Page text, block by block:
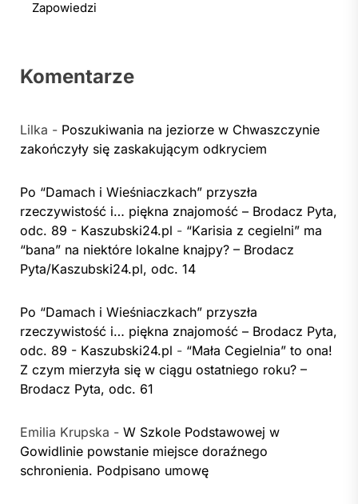
Zapowiedzi
Komentarze
Lilka - Poszukiwania na jeziorze w Chwaszczynie
zakończyły się zaskakującym odkryciem
Po “Damach i Wieśniaczkach” przyszła
rzeczywistość i… piękna znajomość – Brodacz Pyta,
odc. 89 - Kaszubski24.pl - “Karisia z cegielni” ma
“bana” na niektóre lokalne knajpy? – Brodacz
Pyta/Kaszubski24.pl, odc. 14
Po “Damach i Wieśniaczkach” przyszła
rzeczywistość i… piękna znajomość – Brodacz Pyta,
odc. 89 - Kaszubski24.pl - “Mała Cegielnia” to ona!
Z czym mierzyła się w ciągu ostatniego roku? –
Brodacz Pyta, odc. 61
Emilia Krupska - W Szkole Podstawowej w
Gowidlinie powstanie miejsce doraźnego
schronienia. Podpisano umowę